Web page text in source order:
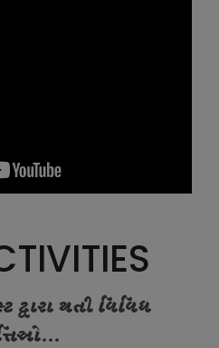
દ્વારા થતી વિવિધ